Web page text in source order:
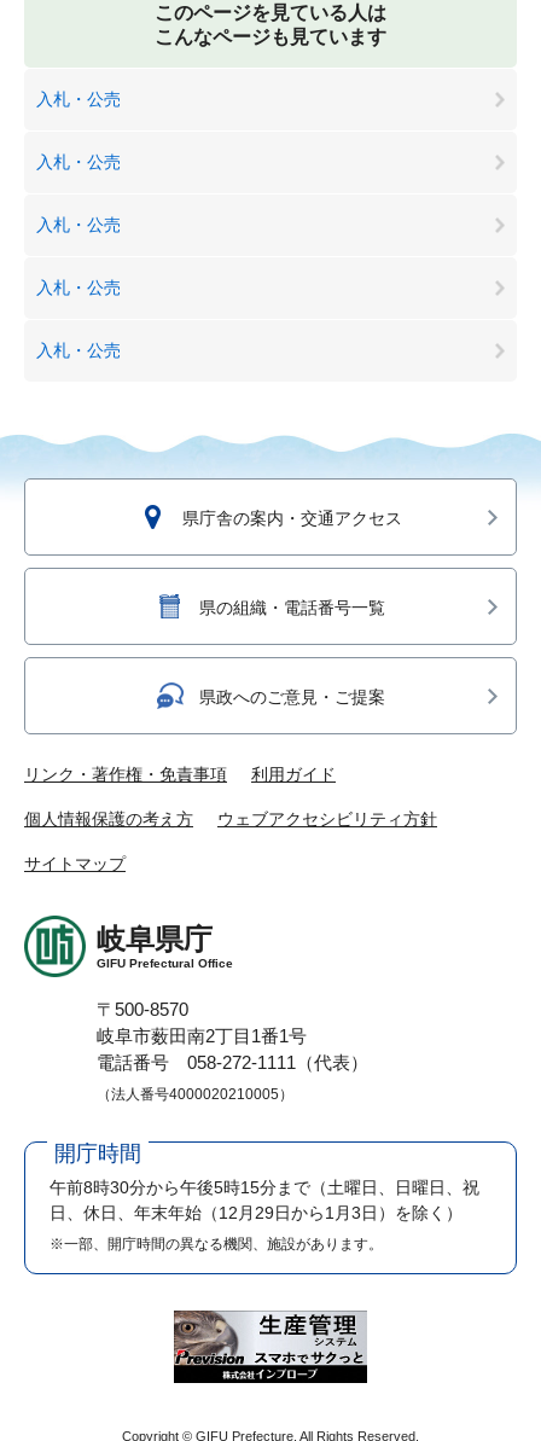
このページを見ている人は
こんなページも見ています
入札・公売
入札・公売
入札・公売
入札・公売
入札・公売
県庁舎の案内・交通アクセス
県の組織・電話番号一覧
県政へのご意見・ご提案
リンク・著作権・免責事項 利用ガイド
個人情報保護の考え方 ウェブアクセシビリティ方針
サイトマップ
岐阜県庁
GIFU Prefectural Office
〒500-8570
岐阜市薮田南2丁目1番1号
電話番号 058-272-1111（代表）
（法人番号4000020210005）
開庁時間
午前8時30分から午後5時15分まで （土曜日、日曜日、祝
日、休日、年末年始（12月29日から1月3日）を除く）
※一部、開庁時間の異なる機関、施設があります。
Copyright © GIFU Prefecture. All Rights Reserved.